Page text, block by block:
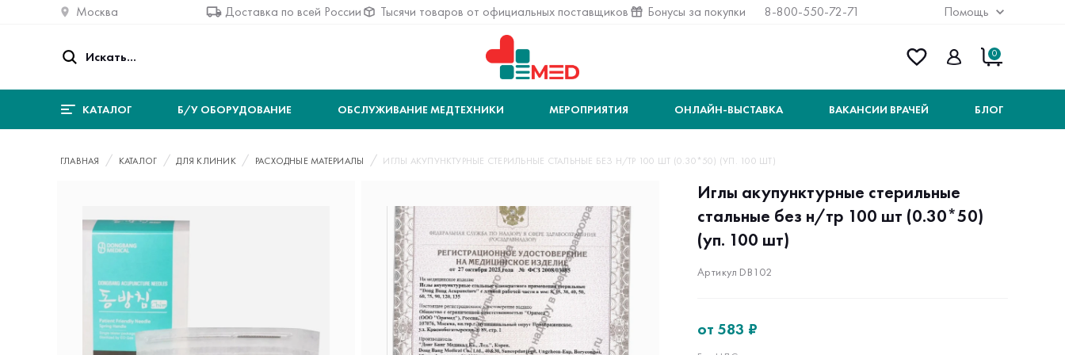
Москва Доставка по всей России Тысячи товаров от официальных поставщиков Бонусы за покупки 8-800-550-72-71 Помощь
0
КАТАЛОГ Б/У ОБОРУДОВАНИЕ ОБСЛУЖИВАНИЕ МЕДТЕХНИКИ МЕРОПРИЯТИЯ ОНЛАЙН-ВЫСТАВКА ВАКАНСИИ ВРАЧЕЙ БЛОГ
ГЛАВНАЯ КАТАЛОГ ДЛЯ КЛИНИК РАСХОДНЫЕ МАТЕРИАЛЫ ИГЛЫ АКУПУНКТУРНЫЕ СТЕРИЛЬНЫЕ СТАЛЬНЫЕ БЕЗ Н/ТР 100 ШТ (0.30*50) (УП. 100 ШТ)
Иглы акупунктурные стерильные
стальные без н/тр 100 шт (0.30*50)
(уп. 100 шт)
Артикул DB102
от 583 ₽